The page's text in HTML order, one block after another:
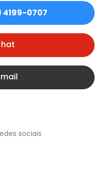
4199-0707
sociais